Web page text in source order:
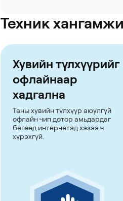
Техник
Хувийн түлхүүрийг
офлайнаар
хадгална
Таны хувийн түлхүүр аюулгүй
офлайн чип дотор амьдардаг
бөгөөд интернетэд хэзээ ч
хүрэхгүй.